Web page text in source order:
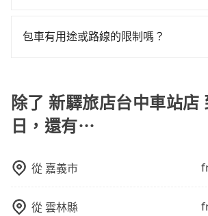
小的風險。最後，雖然路邊隨租隨還看
賣的現象，便有可能到了現場卻沒房可
得便宜，但缺點就是多數要匯款並再
介意多花一點錢省下這些瑣碎的事，台
或者國際Airbnb都值得推薦。
tripool旅步絕對是您值得信任的不二選
靠，您可以參考我們的「加點服務」，
外支付費用。
包車有用途或路線的限制嗎？
論是清明掃墓、包車旅遊、參加喜宴/
登山露營、學生搬家、投票返鄉、商
訪、寵物檢疫、預約叫車、機場接送、
你。乘車前一天下午五點以前完成預
車。如需公司報帳打統編，在結帳時可
車後一週內寄出電子收據。
除了 新驛旅店台中車站店
日，還有⋯
從 嘉義市
從雲林縣